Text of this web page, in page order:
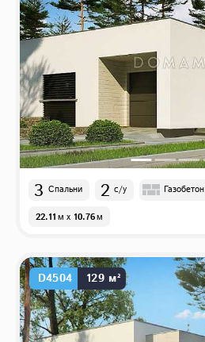
3 Спальни 2 с/у Газобетон
22.11м x 10.76м
D4504 129 м²